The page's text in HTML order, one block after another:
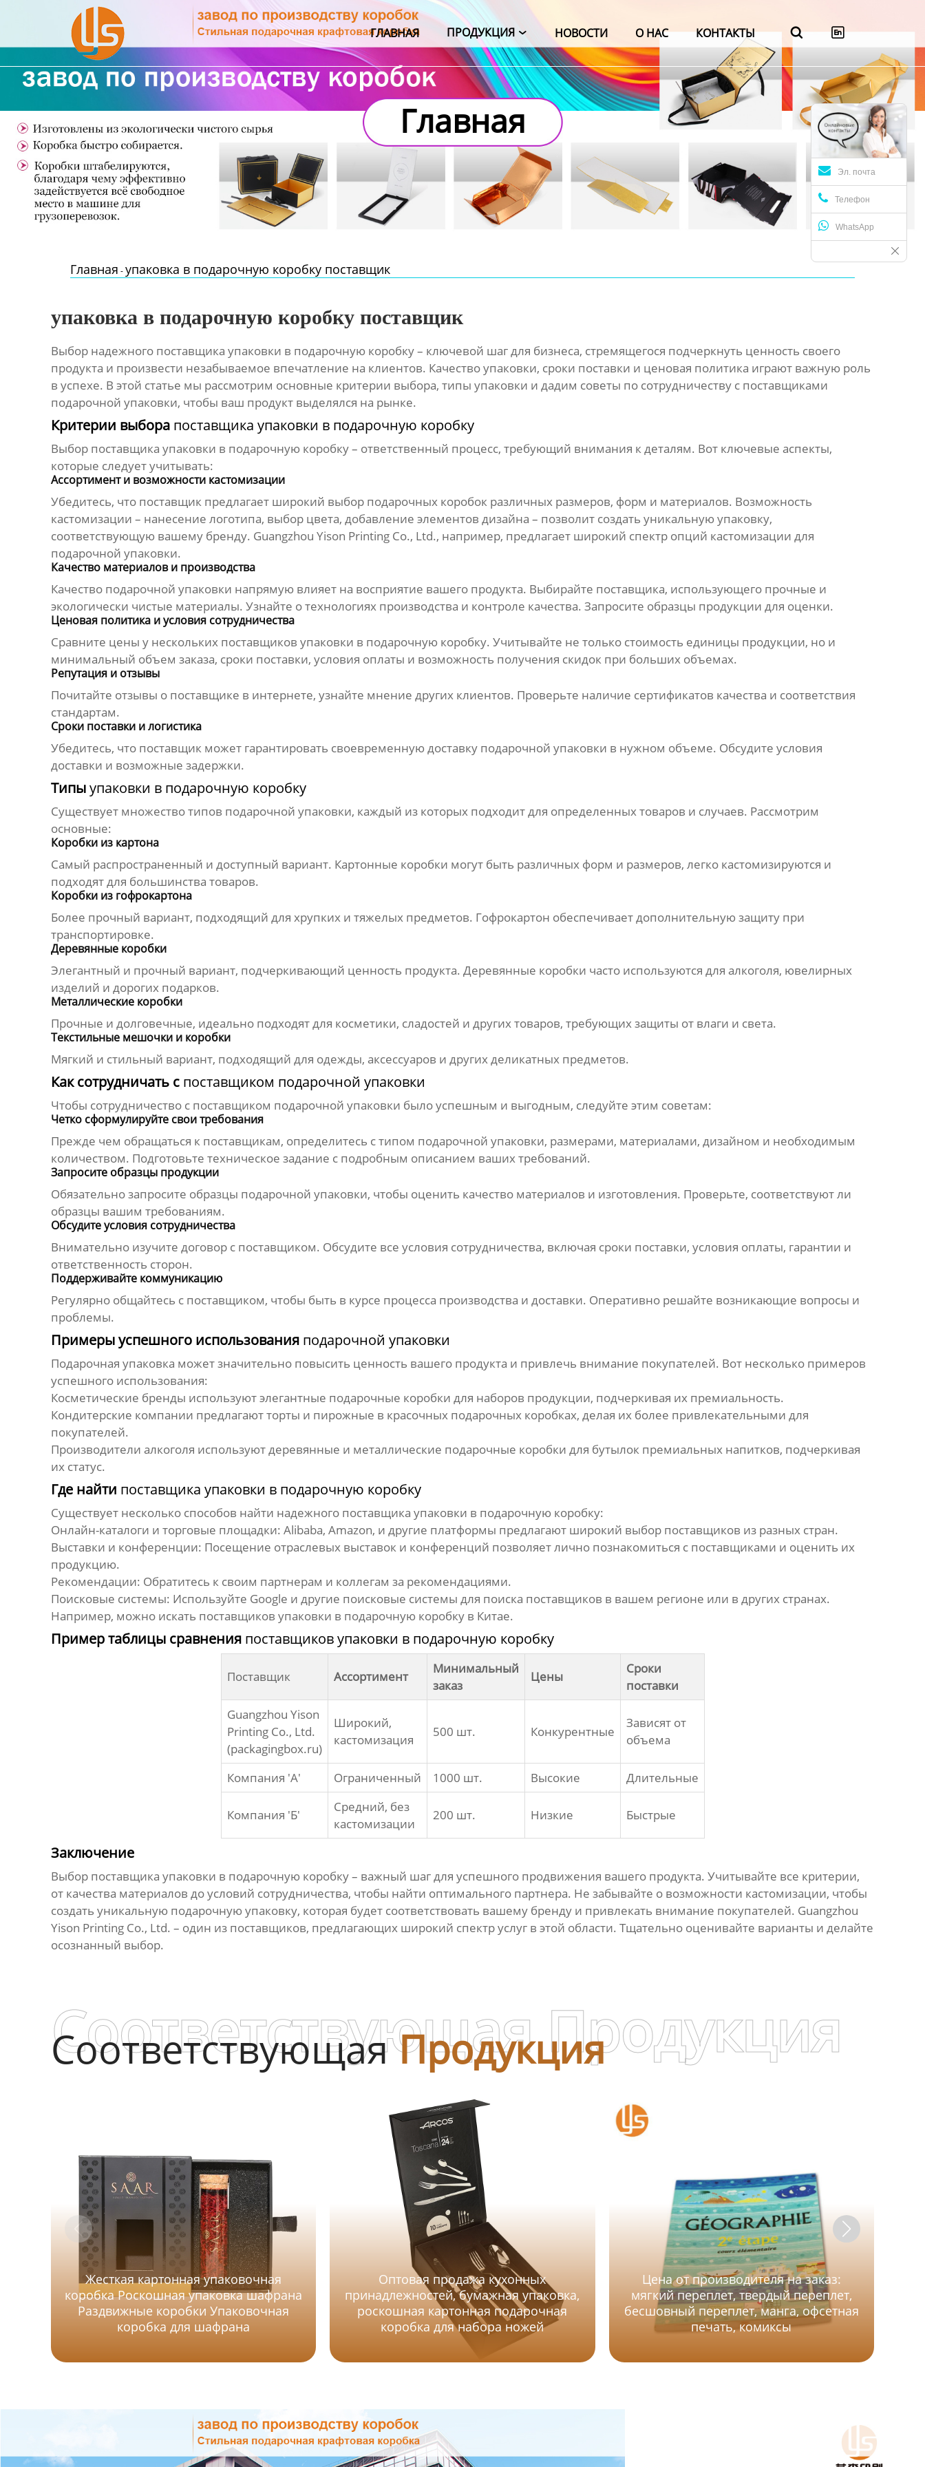
ГЛАВНАЯ ПРОДУКЦИЯ  НОВОСТИ О НАС КОНТАКТЫ  
Новости
О Нас
Контакты
Эл. почта
Телефон
WhatsApp
Главная
Главная -упаковка в подарочную коробку поставщик
упаковка в подарочную коробку поставщик
Выбор надежного поставщика упаковки в подарочную коробку– ключевой шаг для бизнеса, стремящегося подчеркнуть ценность своего
продукта и произвести незабываемое впечатление на клиентов. Качество упаковки, сроки поставки и ценовая политика играют важную роль
в успехе. В этой статье мы рассмотрим основные критерии выбора, типы упаковки и дадим советы по сотрудничеству с поставщиками
подарочной упаковки, чтобы ваш продукт выделялся на рынке.
Критерии выбора поставщика упаковки в подарочную коробку
Выбор поставщика упаковки в подарочную коробку– ответственный процесс, требующий внимания к деталям. Вот ключевые аспекты,
которые следует учитывать:
Ассортимент и возможности кастомизации
Убедитесь, что поставщикпредлагает широкий выбор подарочных коробокразличных размеров, форм и материалов. Возможность
кастомизации – нанесение логотипа, выбор цвета, добавление элементов дизайна – позволит создать уникальную упаковку,
соответствующую вашему бренду. Guangzhou Yison Printing Co., Ltd., например, предлагает широкий спектр опций кастомизации для
подарочной упаковки.
Качество материалов и производства
Качество подарочной упаковки напрямую влияет на восприятие вашего продукта. Выбирайте поставщика, использующего прочные и
экологически чистые материалы. Узнайте о технологиях производства и контроле качества. Запросите образцы продукции для оценки.
Ценовая политика и условия сотрудничества
Сравните цены у нескольких поставщиков упаковки в подарочную коробку. Учитывайте не только стоимость единицы продукции, но и
минимальный объем заказа, сроки поставки, условия оплаты и возможность получения скидок при больших объемах.
Репутация и отзывы
Почитайте отзывы о поставщике в интернете, узнайте мнение других клиентов. Проверьте наличие сертификатов качества и соответствия
стандартам.
Сроки поставки и логистика
Убедитесь, что поставщикможет гарантировать своевременную доставку подарочной упаковки в нужном объеме. Обсудите условия
доставки и возможные задержки.
Типыупаковки в подарочную коробку
Существует множество типов подарочной упаковки, каждый из которых подходит для определенных товаров и случаев. Рассмотрим
основные:
Коробки из картона
Самый распространенный и доступный вариант. Картонные коробки могут быть различных форм и размеров, легко кастомизируются и
подходят для большинства товаров.
Коробки из гофрокартона
Более прочный вариант, подходящий для хрупких и тяжелых предметов. Гофрокартон обеспечивает дополнительную защиту при
транспортировке.
Деревянные коробки
Элегантный и прочный вариант, подчеркивающий ценность продукта. Деревянные коробки часто используются для алкоголя, ювелирных
изделий и дорогих подарков.
Металлические коробки
Прочные и долговечные, идеально подходят для косметики, сладостей и других товаров, требующих защиты от влаги и света.
Текстильные мешочки и коробки
Мягкий и стильный вариант, подходящий для одежды, аксессуаров и других деликатных предметов.
Как сотрудничать с поставщиком подарочной упаковки
Чтобы сотрудничество с поставщиком подарочной упаковки было успешным и выгодным, следуйте этим советам:
Четко сформулируйте свои требования
Прежде чем обращаться к поставщикам, определитесь с типом подарочной упаковки, размерами, материалами, дизайном и необходимым
количеством. Подготовьте техническое задание с подробным описанием ваших требований.
Запросите образцы продукции
Обязательно запросите образцы подарочной упаковки, чтобы оценить качество материалов и изготовления. Проверьте, соответствуют ли
образцы вашим требованиям.
Обсудите условия сотрудничества
Внимательно изучите договор с поставщиком. Обсудите все условия сотрудничества, включая сроки поставки, условия оплаты, гарантии и
ответственность сторон.
Поддерживайте коммуникацию
Регулярно общайтесь с поставщиком, чтобы быть в курсе процесса производства и доставки. Оперативно решайте возникающие вопросы и
проблемы.
Примеры успешного использования подарочной упаковки
Подарочная упаковка может значительно повысить ценность вашего продукта и привлечь внимание покупателей. Вот несколько примеров
успешного использования:
Косметические бренды используют элегантные подарочные коробки для наборов продукции, подчеркивая их премиальность.
Кондитерские компании предлагают торты и пирожные в красочных подарочных коробках, делая их более привлекательными для
покупателей.
Производители алкоголя используют деревянные и металлические подарочные коробки для бутылок премиальных напитков, подчеркивая
их статус.
Где найти поставщика упаковки в подарочную коробку
Существует несколько способов найти надежного поставщика упаковки в подарочную коробку:
Онлайн-каталоги и торговые площадки: Alibaba, Amazon, и другие платформы предлагают широкий выбор поставщиков из разных стран.
Выставки и конференции: Посещение отраслевых выставок и конференций позволяет лично познакомиться с поставщиками и оценить их
продукцию.
Рекомендации: Обратитесь к своим партнерам и коллегам за рекомендациями.
Поисковые системы: Используйте Google и другие поисковые системы для поиска поставщиков в вашем регионе или в других странах.
Например, можно искать поставщиков упаковки в подарочную коробкув Китае.
Пример таблицы сравнения поставщиков упаковки в подарочную коробку
Поставщик Ассортимент
Минимальный
заказ
Цены
Сроки
поставки
Guangzhou Yison
Printing Co., Ltd.
(packagingbox.ru)
Широкий,
кастомизация
500 шт. Конкурентные
Зависят от
объема
Компания 'А' Ограниченный 1000 шт. Высокие Длительные
Компания 'Б'
Средний, без
кастомизации
200 шт. Низкие Быстрые
Заключение
Выбор поставщика упаковки в подарочную коробку– важный шаг для успешного продвижения вашего продукта. Учитывайте все критерии,
от качества материалов до условий сотрудничества, чтобы найти оптимального партнера. Не забывайте о возможности кастомизации, чтобы
создать уникальную подарочную упаковку, которая будет соответствовать вашему бренду и привлекать внимание покупателей. Guangzhou
Yison Printing Co., Ltd. – один из поставщиков, предлагающих широкий спектр услуг в этой области. Тщательно оценивайте варианты и делайте
осознанный выбор.
СоответствующаяПродукция
Соответствующая Продукция
Жесткая картонная упаковочная
коробка Роскошная упаковка шафрана
Раздвижные коробки Упаковочная
коробка для шафрана
Оптовая продажа кухонных
принадлежностей, бумажная упаковка,
роскошная картонная подарочная
коробка для набора ножей
Цена от производителя на заказ:
мягкий переплет, твердый переплет,
бесшовный переплет, манга, офсетная
печать, комиксы